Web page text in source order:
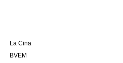
La Cina
BVEM